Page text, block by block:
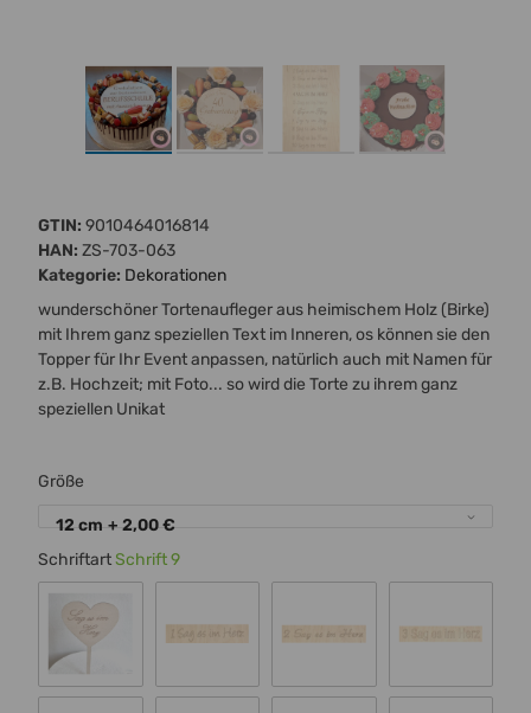
GTIN: 9010464016814
HAN: ZS-703-063
Kategorie: Dekorationen
wunderschöner Tortenaufleger aus heimischem Holz (Birke)
mit Ihrem ganz speziellen Text im Inneren, os können sie den
Topper für Ihr Event anpassen, natürlich auch mit Namen für
z.B. Hochzeit; mit Foto... so wird die Torte zu ihrem ganz
speziellen Unikat
Größe
12 cm + 2,00 €
SchriftartSchrift 9
Standard 00 Schrift 1 Schrift 2 Schrift 3